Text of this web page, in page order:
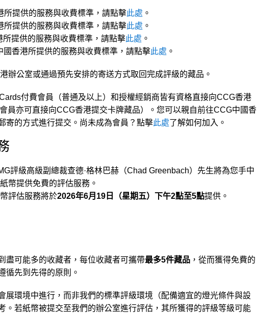
所提供的服務與收費標準，請點擊此處 。
所提供的服務與收費標準，請點擊此處 。
提供的服務與收費標準，請點擊此處 。
國香港所提供的服務與收費標準，請點擊此處 。
辦公室或通過預先安排的寄送方式取回完成評級的藏品。
付費會員（普通及以上）和授權經銷商皆有資格直接向CCG香港
員亦可直接向CCG香港提交卡牌藏品）。您可以親自前往CCG中國香
寄的方式進行提交。尚未成為會員？點擊此處了解如何加入。
評級高級副總裁查德·格林巴赫（Chad Greenbach）先生將為您手中
幣提供免費的評估服務。
評估服務將於2026年6月19日（星期五）下午2點至5點提供。
盡可能多的收藏者，每位收藏者可攜帶最多5件藏品 ，從而獲得免費的
循先到先得的原則。
展環境中進行，而非我們的標準評級環境（配備適宜的燈光條件與設
。若紙幣被提交至我們的辦公室進行評估，其所獲得的評級等級可能